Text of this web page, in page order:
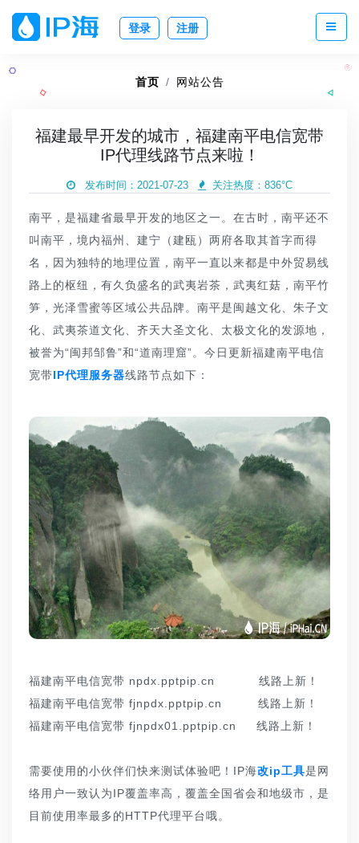
登录 注册
首页 网站公告
福建最早开发的城市，福建南平电信宽带
IP代理线路节点来啦！
发布时间：2021-07-23 关注热度： 836°C
南平，是福建省最早开发的地区之一。在古时，南平还不
叫南平，境内福州、建宁（建瓯）两府各取其首字而得
名，因为独特的地理位置，南平一直以来都是中外贸易线
路上的枢纽，有久负盛名的武夷岩茶，武夷红菇，南平竹
笋，光泽雪蜜等区域公共品牌。南平是闽越文化、朱子文
化、武夷茶道文化、齐天大圣文化、太极文化的发源地，
被誉为“闽邦邹鲁”和“道南理窟”。今日更新福建南平电信
宽带IP代理服务器线路节点如下：
福建南平电信宽带 npdx.pptpip.cn 线路上新！
福建南平电信宽带 fjnpdx.pptpip.cn 线路上新！
福建南平电信宽带 fjnpdx01.pptpip.cn 线路上新！
需要使用的小伙伴们快来测试体验吧！IP海改ip工具是网
络用户一致认为IP覆盖率高，覆盖全国省会和地级市，是
目前使用率最多的HTTP代理平台哦。